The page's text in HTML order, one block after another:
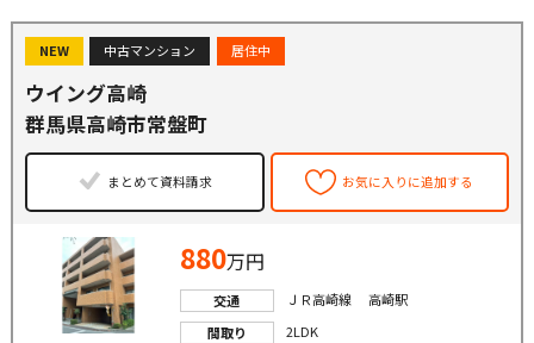
NEW 中古マンション 居住中
ウイング高崎
群馬県高崎市常盤町
まとめて資料請求 お気に入りに追加する
880万円
交通
ＪＲ高崎線 高崎駅
間取り
2LDK